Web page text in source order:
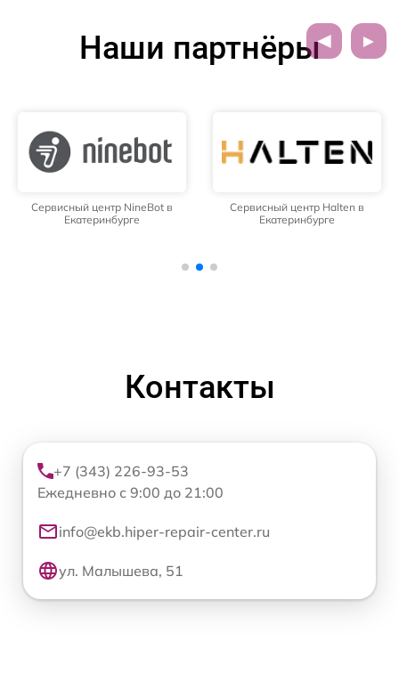
Наши партнёры
Сервисный центр NineBot в
Екатеринбурге
Сервисный центр Halten в
Екатеринбурге
Контакты
+7 (343) 226-93-53
Ежедневно с 9:00 до 21:00
info@ekb.hiper-repair-center.ru
ул. Малышева, 51